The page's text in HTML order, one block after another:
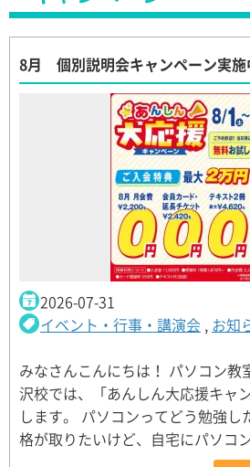
8月 個別説明会キャンペーン実施
2026-07-31
イベント・行事・講演会 , お知
みなさんこんにちは！ パソコン教
沢校では、「あんしん大応援キャ
します。 パソコンってどう勉強し
格が取りたいけど、自宅にパソ